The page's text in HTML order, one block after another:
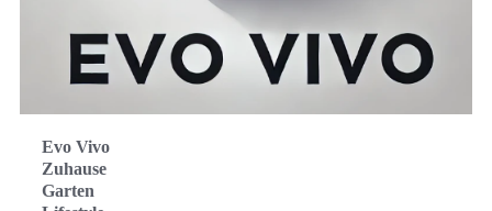
Evo Vivo
Zuhause
Garten